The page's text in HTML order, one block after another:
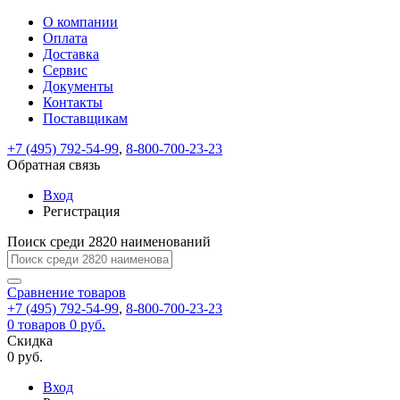
ВходРегистрация
test@example.com
отправлена
по
ней
завершения
регистрации.
Ок
Запомнить
меня
Забыли
Восстановление
пароля
Заполните
форму.
Мы
отправим
ссылку
указанный
электронный
перейдя
по
которой
вы
задать
На
вашу
почту
test@test.ru
ссылка.
Перейдите
по
для
смены
пароля.
Введите
новый
пароль
Сменить
Пароль
успешно
восстановлен
Обратная
связь
Сообщение
пользовательского
сообщение
успешно
отправлено.
О компании
Оплата
Доставка
Сервис
Документы
Контакты
Поставщикам
+7 (495) 792-54-99, 8-800-700-23-23
Обратная связь
Вход
Регистрация
Поиск среди 2820 наименований
Сравнение товаров
+7 (495) 792-54-99, 8-800-700-23-23
0 товаров 0 руб.
Скидка
0 руб.
Вход